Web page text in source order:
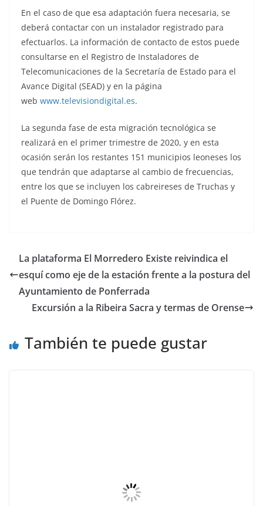
En el caso de que esa adaptación fuera necesaria, se
deberá contactar con un instalador registrado para
efectuarlos. La información de contacto de estos puede
consultarse en el Registro de Instaladores de
Telecomunicaciones de la Secretaría de Estado para el
Avance Digital (SEAD) y en la página
web www.televisiondigital.es.
La segunda fase de esta migración tecnológica se
realizará en el primer trimestre de 2020, y en esta
ocasión serán los restantes 151 municipios leoneses los
que tendrán que adaptarse al cambio de frecuencias,
entre los que se incluyen los cabreireses de Truchas y
el Puente de Domingo Flórez.
La plataforma El Morredero Existe reivindica el
esquí como eje de la estación frente a la postura del
Ayuntamiento de Ponferrada
Excursión a la Ribeira Sacra y termas de Orense
También te puede gustar